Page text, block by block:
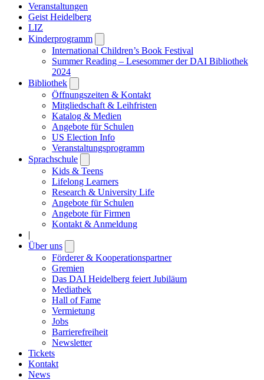
Veranstaltungen
Geist Heidelberg
LIZ
Kinderprogramm
submenu
International Children’s Book Festival
Summer Reading – Lesesommer der DAI Bibliothek
2024
Bibliothek
submenu
Öffnungszeiten & Kontakt
Mitgliedschaft & Leihfristen
Katalog & Medien
Angebote für Schulen
US Election Info
Veranstaltungsprogramm
Sprachschule
submenu
Kids & Teens
Lifelong Learners
Research & University Life
Angebote für Schulen
Angebote für Firmen
Kontakt & Anmeldung
|
Über uns
submenu
Förderer & Kooperationspartner
Gremien
Das DAI Heidelberg feiert Jubiläum
Mediathek
Hall of Fame
Vermietung
Jobs
Barrierefreiheit
Newsletter
Tickets
Kontakt
News